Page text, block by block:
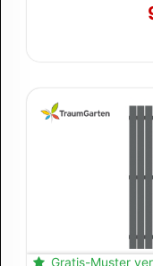
Gratis-Muster